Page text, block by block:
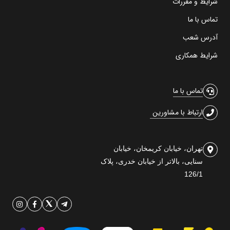
تماس با ما
آدرس شعب
شرایط همکاری
تماس با ما
ارتباط با مشاورین
تهران، خیابان کریمخان، خیابان
سنایی، بالاتر از خیابان خدری، پلاک
126/1